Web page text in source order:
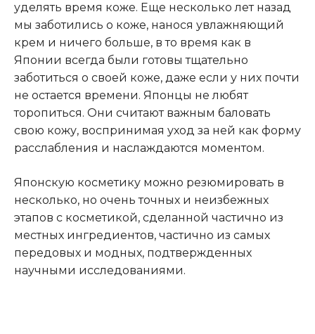
уделять время коже. Еще несколько лет назад
мы заботились о коже, нанося увлажняющий
крем и ничего больше, в то время как в
Японии всегда были готовы тщательно
заботиться о своей коже, даже если у них почти
не остается времени. Японцы не любят
торопиться. Они считают важным баловать
свою кожу, воспринимая уход за ней как форму
расслабления и наслаждаются моментом.
Японскую косметику можно резюмировать в
несколько, но очень точных и неизбежных
этапов с косметикой, сделанной частично из
местных ингредиентов, частично из самых
передовых и модных, подтвержденных
научными исследованиями.